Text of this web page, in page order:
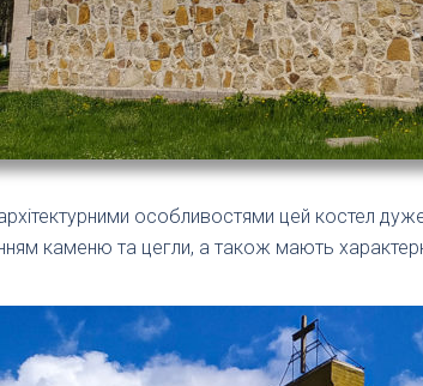
особливостями цей костел
каменю та цегли, а також мають характерні